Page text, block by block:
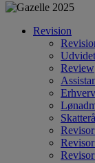
Revision
Review